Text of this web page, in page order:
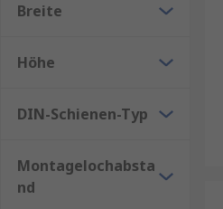
Automatisierungs-
Robotik
Einbaumessgeräte
Breite
Höhe
DIN-Schienen-Typ
Montagelochabsta
nd